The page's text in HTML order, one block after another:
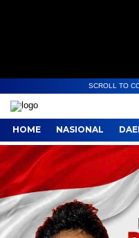
SCROLL TO
HOME NASIONAL